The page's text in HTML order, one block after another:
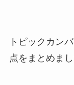
トピックカン
点をまとめまし